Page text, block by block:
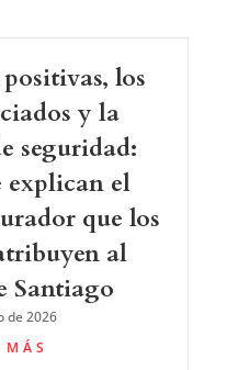
los
y la
seguridad:
explican el
que los
al
Santiago
de 2026